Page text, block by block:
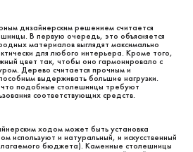
дизайнерским решением считается
В первую очередь, это объясняется
материалов выглядят максимально
для любого интерьера. Кроме того,
цвет так, чтобы оно гармонировало с
Дерево считается прочным и
выдерживать большие нагрузки.
подобные столешницы требуют
соответствующих средств.
ходом может быть установка
используют и натуральный, и искусственный
бюджета). Каменные столешницы